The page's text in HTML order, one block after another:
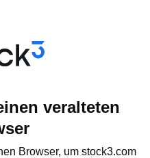
veralteten
Browser, um stock3.com